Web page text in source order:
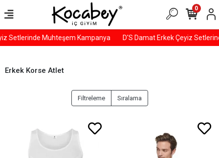
Setlerinde Muhteşem Kampanya D'S Damat Erkek Çeyiz
0
Erkek Korse Atlet
Filtreleme Sıralama